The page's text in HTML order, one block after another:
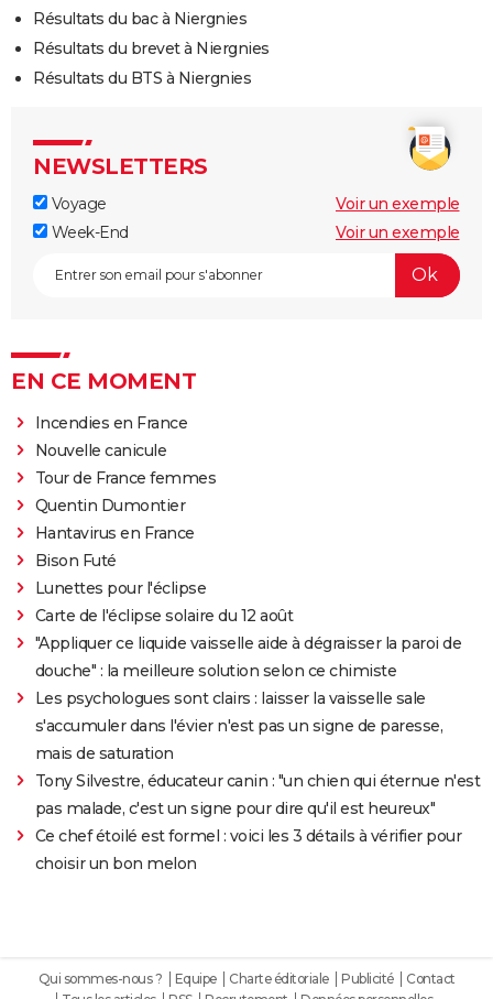
Résultats du bac à Niergnies
Résultats du brevet à Niergnies
Résultats du BTS à Niergnies
NEWSLETTERS
Voyage
Voir un exemple
Week-End
Voir un exemple
EN CE MOMENT
Incendies en France
Nouvelle canicule
Tour de France femmes
Quentin Dumontier
Hantavirus en France
Bison Futé
Lunettes pour l'éclipse
Carte de l'éclipse solaire du 12 août
"Appliquer ce liquide vaisselle aide à dégraisser la paroi de
douche" : la meilleure solution selon ce chimiste
Les psychologues sont clairs : laisser la vaisselle sale
s'accumuler dans l'évier n'est pas un signe de paresse,
mais de saturation
Tony Silvestre, éducateur canin : "un chien qui éternue n'est
pas malade, c'est un signe pour dire qu'il est heureux"
Ce chef étoilé est formel : voici les 3 détails à vérifier pour
choisir un bon melon
Qui sommes-nous ? Equipe Charte éditoriale Publicité
Contact